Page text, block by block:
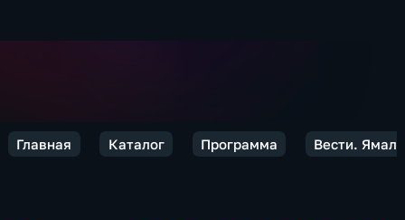
Главная Каталог Программа Вести. Ямал